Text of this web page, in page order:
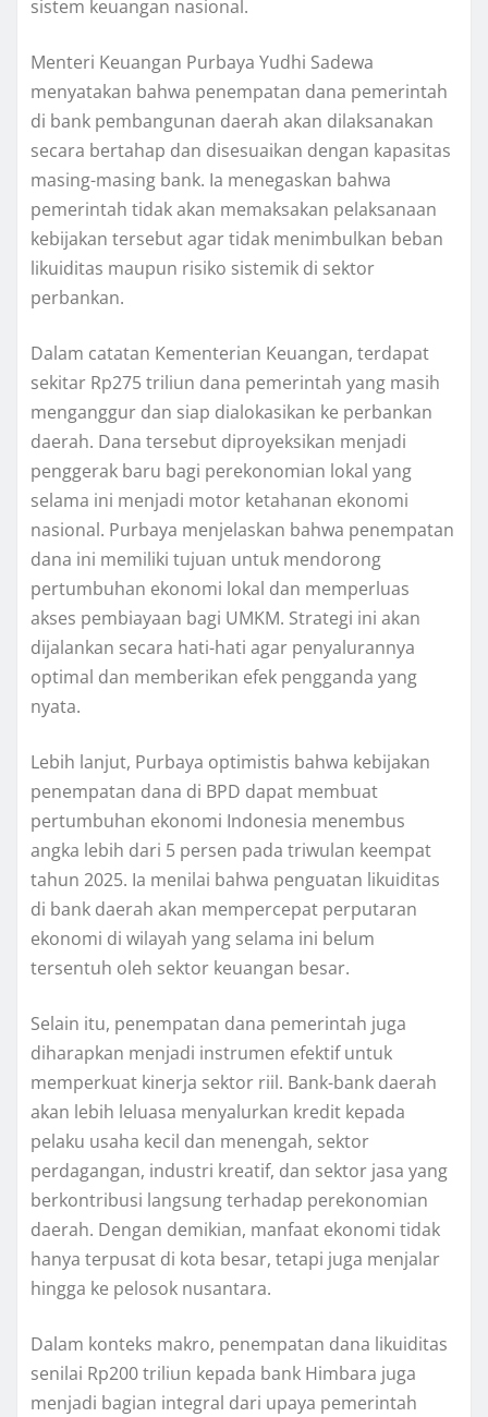
sistem keuangan nasional.
Menteri Keuangan Purbaya Yudhi Sadewa
menyatakan bahwa penempatan dana pemerintah
di bank pembangunan daerah akan dilaksanakan
secara bertahap dan disesuaikan dengan kapasitas
masing-masing bank. Ia menegaskan bahwa
pemerintah tidak akan memaksakan pelaksanaan
kebijakan tersebut agar tidak menimbulkan beban
likuiditas maupun risiko sistemik di sektor
perbankan.
Dalam catatan Kementerian Keuangan, terdapat
sekitar Rp275 triliun dana pemerintah yang masih
menganggur dan siap dialokasikan ke perbankan
daerah. Dana tersebut diproyeksikan menjadi
penggerak baru bagi perekonomian lokal yang
selama ini menjadi motor ketahanan ekonomi
nasional. Purbaya menjelaskan bahwa penempatan
dana ini memiliki tujuan untuk mendorong
pertumbuhan ekonomi lokal dan memperluas
akses pembiayaan bagi UMKM. Strategi ini akan
dijalankan secara hati-hati agar penyalurannya
optimal dan memberikan efek pengganda yang
nyata.
Lebih lanjut, Purbaya optimistis bahwa kebijakan
penempatan dana di BPD dapat membuat
pertumbuhan ekonomi Indonesia menembus
angka lebih dari 5 persen pada triwulan keempat
tahun 2025. Ia menilai bahwa penguatan likuiditas
di bank daerah akan mempercepat perputaran
ekonomi di wilayah yang selama ini belum
tersentuh oleh sektor keuangan besar.
Selain itu, penempatan dana pemerintah juga
diharapkan menjadi instrumen efektif untuk
memperkuat kinerja sektor riil. Bank-bank daerah
akan lebih leluasa menyalurkan kredit kepada
pelaku usaha kecil dan menengah, sektor
perdagangan, industri kreatif, dan sektor jasa yang
berkontribusi langsung terhadap perekonomian
daerah. Dengan demikian, manfaat ekonomi tidak
hanya terpusat di kota besar, tetapi juga menjalar
hingga ke pelosok nusantara.
Dalam konteks makro, penempatan dana likuiditas
senilai Rp200 triliun kepada bank Himbara juga
menjadi bagian integral dari upaya pemerintah